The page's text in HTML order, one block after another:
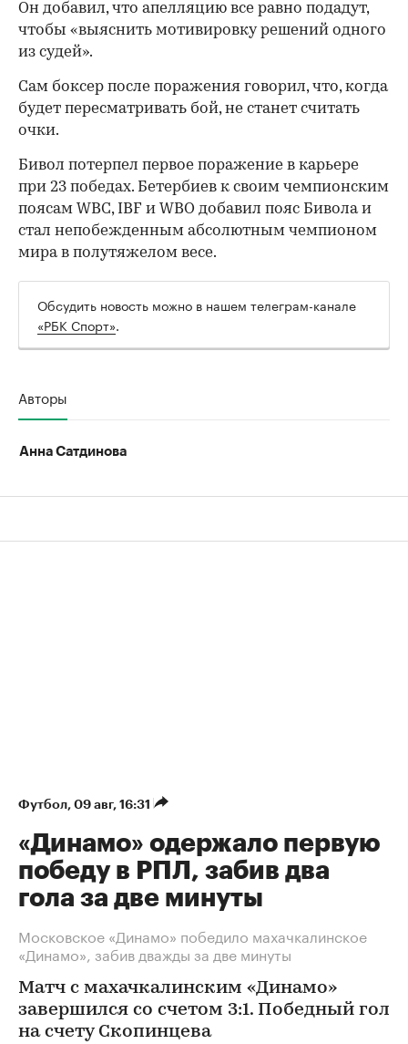
00:00 / 00:00
Он добавил, что апелляцию все равно подадут,
чтобы «выяснить мотивировку решений одного
из судей».
Сам боксер после поражения говорил, что, когда
будет пересматривать бой, не станет считать
очки.
Бивол потерпел первое поражение в карьере
при 23 победах. Бетербиев к своим чемпионским
поясам WBC, IBF и WBO добавил пояс Бивола и
стал непобежденным абсолютным чемпионом
мира в полутяжелом весе.
Обсудить новость можно в нашем телеграм-канале
«РБК Спорт».
Авторы
Анна Сатдинова
Футбол⁠, 09 авг, 16:31
«Динамо» одержало первую
победу в РПЛ, забив два
гола за две минуты
Московское «Динамо» победило махачкалинское
«Динамо», забив дважды за две минуты
Матч с махачкалинским «Динамо»
завершился со счетом 3:1. Победный гол
на счету Скопинцева